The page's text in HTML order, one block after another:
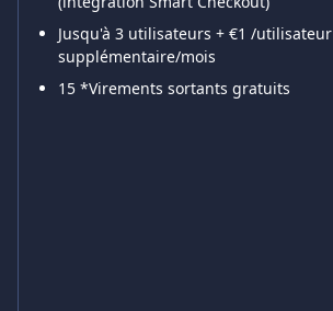
Jusqu'à 3 utilisateurs + €1 /utilisateur
supplémentaire/mois
15 *Virements sortants gratuits